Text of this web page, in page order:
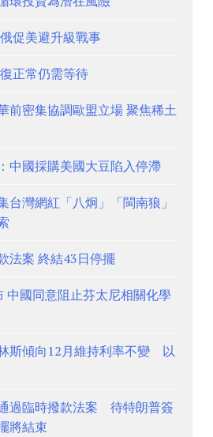
促美避升級戰事
正常仍需等待
前密集協調歐盟立場 聚焦稀土
中國採購美國大豆陷入停滯
台灣網紅「八炯」「閩南狼」
法案 終結43日停擺
中國同意阻止芬太尼相關化學
斯傾向12月維持利率不變 以
過臨時撥款法案 待特朗普簽
將結束